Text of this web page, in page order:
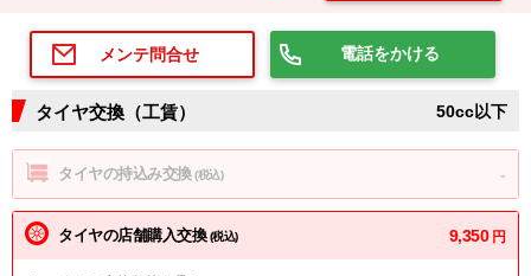
メンテ問合せ 電話をかける
タイヤ交換（工賃） 50cc以下
タイヤの持込み交換(税込) -
タイヤの店舗購入交換(税込) 9,350 円